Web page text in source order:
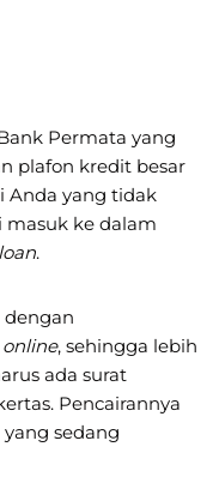
Permata yang
plafon kredit besar
Anda yang tidak
masuk ke dalam
.
online, sehingga lebih
ada surat
Pencairannya
sedang